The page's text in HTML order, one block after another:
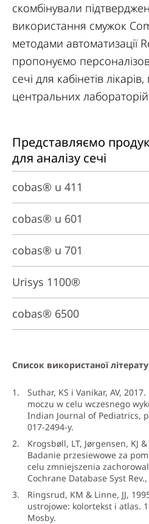
скомбінували
використання смужок
методами автоматизації
пропонуємо
сечі для кабінетів
центральних
Представляємо
для аналізу сечі
cobas® u 411
cobas® u 601
cobas® u 701
Urisys 1100®
cobas® 6500
Список використаної
Suthar, KS i Vanikar, AV,
moczu w celu wczesnego
Indian Journal of Pediatrics,
017-2494-y.
Krogsbøll, LT, Jørgensen, KJ
Badanie przesiewowe za
celu zmniejszenia
Cochrane Database Syst
Ringsrud, KM & Linne, JJ,
ustrojowe: kolortekst i atlas.
Mosby.